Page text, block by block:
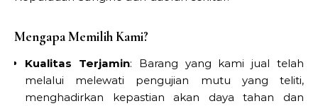
Mengapa Memilih Kami?
Kualitas Terjamin: Barang yang kami jual telah
melalui melewati pengujian mutu yang teliti,
menghadirkan kepastian akan daya tahan dan